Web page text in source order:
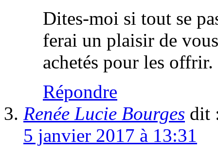
Dites-moi si tout se
ferai un plaisir de
achetés pour les offrir.
Répondre
Renée Lucie Bourges dit
5 janvier 2017 à 13:31